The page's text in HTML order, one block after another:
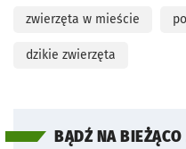
zwierzęta w mieście
dzikie zwierzęta
BĄDŹ NA